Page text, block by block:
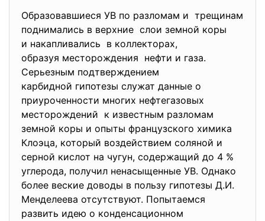
Образовавшиеся УВ по разломам и трещинам
поднимались в верхние слои земной коры
и накапливались в коллекторах,
образуя месторождения нефти и газа.
Серьезным подтверждением
карбидной гипотезы служат данные о
приуроченности многих нефтегазовых
месторождений к известным разломам
земной коры и опыты французского химика
Клоэца, который воздействием соляной и
серной кислот на чугун, содержащий до 4 %
углерода, получил ненасыщенные УВ. Однако
более веские доводы в пользу гипотезы Д.И.
Менделеева отсутствуют. Попытаемся
развить идею о конденсационном